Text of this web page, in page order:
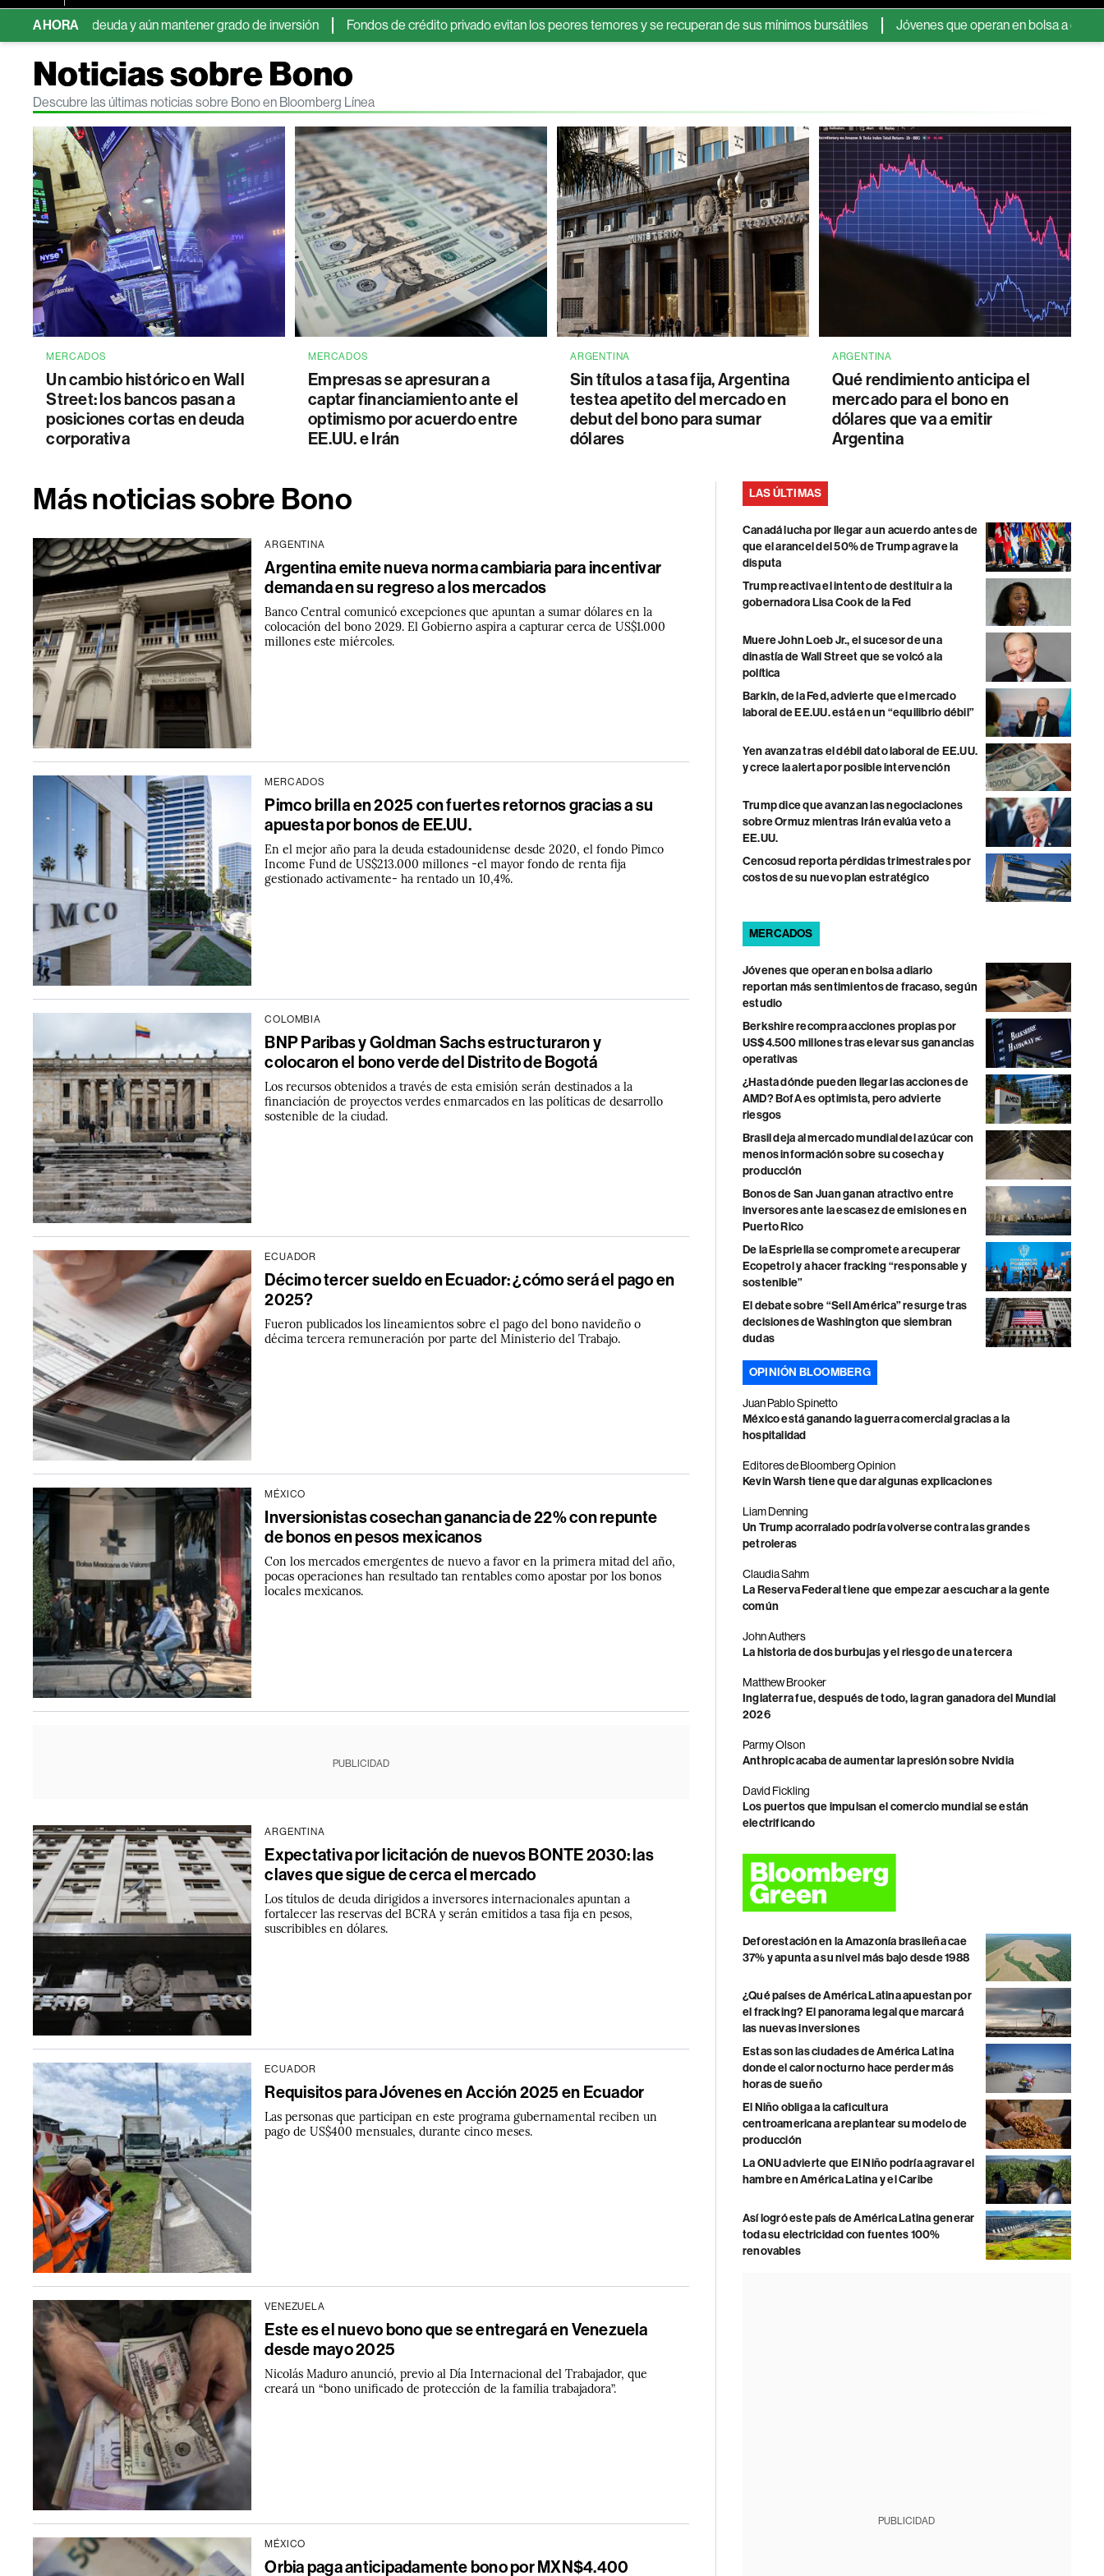
AHORA
deuda y aún mantener grado de inversión Fondos de crédito privado evitan los peores temores y se recuperan de sus mínimos bursátiles Jóvenes que operan en bolsa a diario reportan
Noticias sobre Bono
Descubre las últimas noticias sobre Bono en Bloomberg Línea
MERCADOS
Un cambio histórico en Wall
Street: los bancos pasan a
posiciones cortas en deuda
corporativa
MERCADOS
Empresas se apresuran a
captar financiamiento ante el
optimismo por acuerdo entre
EE.UU. e Irán
ARGENTINA
Sin títulos a tasa fija, Argentina
testea apetito del mercado en
debut del bono para sumar
dólares
ARGENTINA
Qué rendimiento anticipa el
mercado para el bono en
dólares que va a emitir
Argentina
Más noticias sobre Bono
ARGENTINA
Argentina emite nueva norma cambiaria para incentivar
demanda en su regreso a los mercados
Banco Central comunicó excepciones que apuntan a sumar dólares en la
colocación del bono 2029. El Gobierno aspira a capturar cerca de US$1.000
millones este miércoles.
MERCADOS
Pimco brilla en 2025 con fuertes retornos gracias a su
apuesta por bonos de EE.UU.
En el mejor año para la deuda estadounidense desde 2020, el fondo Pimco
Income Fund de US$213.000 millones -el mayor fondo de renta fija
gestionado activamente- ha rentado un 10,4%.
COLOMBIA
BNP Paribas y Goldman Sachs estructuraron y
colocaron el bono verde del Distrito de Bogotá
Los recursos obtenidos a través de esta emisión serán destinados a la
financiación de proyectos verdes enmarcados en las políticas de desarrollo
sostenible de la ciudad.
ECUADOR
Décimo tercer sueldo en Ecuador: ¿cómo será el pago en
2025?
Fueron publicados los lineamientos sobre el pago del bono navideño o
décima tercera remuneración por parte del Ministerio del Trabajo.
MÉXICO
Inversionistas cosechan ganancia de 22% con repunte
de bonos en pesos mexicanos
Con los mercados emergentes de nuevo a favor en la primera mitad del año,
pocas operaciones han resultado tan rentables como apostar por los bonos
locales mexicanos.
PUBLICIDAD
ARGENTINA
Expectativa por licitación de nuevos BONTE 2030: las
claves que sigue de cerca el mercado
Los títulos de deuda dirigidos a inversores internacionales apuntan a
fortalecer las reservas del BCRA y serán emitidos a tasa fija en pesos,
suscribibles en dólares.
ECUADOR
Requisitos para Jóvenes en Acción 2025 en Ecuador
Las personas que participan en este programa gubernamental reciben un
pago de US$400 mensuales, durante cinco meses.
VENEZUELA
Este es el nuevo bono que se entregará en Venezuela
desde mayo 2025
Nicolás Maduro anunció, previo al Día Internacional del Trabajador, que
creará un “bono unificado de protección de la familia trabajadora”.
MÉXICO
Orbia paga anticipadamente bono por MXN$4.400
LAS ÚLTIMAS
Canadá lucha por llegar a un acuerdo antes de
que el arancel del 50% de Trump agrave la
disputa
Trump reactiva el intento de destituir a la
gobernadora Lisa Cook de la Fed
Muere John Loeb Jr., el sucesor de una
dinastía de Wall Street que se volcó a la
política
Barkin, de la Fed, advierte que el mercado
laboral de EE.UU. está en un “equilibrio débil”
Yen avanza tras el débil dato laboral de EE.UU.
y crece la alerta por posible intervención
Trump dice que avanzan las negociaciones
sobre Ormuz mientras Irán evalúa veto a
EE.UU.
Cencosud reporta pérdidas trimestrales por
costos de su nuevo plan estratégico
MERCADOS
Jóvenes que operan en bolsa a diario
reportan más sentimientos de fracaso, según
estudio
Berkshire recompra acciones propias por
US$4.500 millones tras elevar sus ganancias
operativas
¿Hasta dónde pueden llegar las acciones de
AMD? BofA es optimista, pero advierte
riesgos
Brasil deja al mercado mundial del azúcar con
menos información sobre su cosecha y
producción
Bonos de San Juan ganan atractivo entre
inversores ante la escasez de emisiones en
Puerto Rico
De la Espriella se compromete a recuperar
Ecopetrol y a hacer fracking “responsable y
sostenible”
El debate sobre “Sell América” resurge tras
decisiones de Washington que siembran
dudas
OPINIÓN BLOOMBERG
Juan Pablo Spinetto
México está ganando la guerra comercial gracias a la
hospitalidad
Editores de Bloomberg Opinion
Kevin Warsh tiene que dar algunas explicaciones
Liam Denning
Un Trump acorralado podría volverse contra las grandes
petroleras
Claudia Sahm
La Reserva Federal tiene que empezar a escuchar a la gente
común
John Authers
La historia de dos burbujas y el riesgo de una tercera
Matthew Brooker
Inglaterra fue, después de todo, la gran ganadora del Mundial
2026
Parmy Olson
Anthropic acaba de aumentar la presión sobre Nvidia
David Fickling
Los puertos que impulsan el comercio mundial se están
electrificando
Deforestación en la Amazonía brasileña cae
37% y apunta a su nivel más bajo desde 1988
¿Qué países de América Latina apuestan por
el fracking? El panorama legal que marcará
las nuevas inversiones
Estas son las ciudades de América Latina
donde el calor nocturno hace perder más
horas de sueño
El Niño obliga a la caficultura
centroamericana a replantear su modelo de
producción
La ONU advierte que El Niño podría agravar el
hambre en América Latina y el Caribe
Así logró este país de América Latina generar
toda su electricidad con fuentes 100%
renovables
PUBLICIDAD